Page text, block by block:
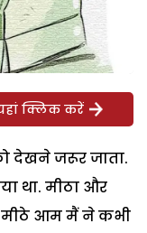
क्लिक करें
देखने जरूर जाता.
था. मीठा और
आम मैं ने कभी